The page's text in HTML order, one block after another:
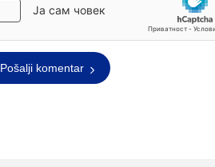
Pošalji komentar